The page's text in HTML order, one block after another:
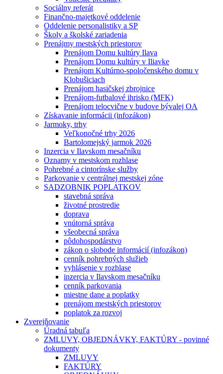
Sociálny referát
Finančno-majetkové oddelenie
Oddelenie personalistiky a SP
Školy a školské zariadenia
Prenájmy mestských priestorov
Prenájom Domu kultúry Ilava
Prenájom Domu kultúry v Iliavke
Prenájom Kultúrno-spoločenského domu v
Klobušiciach
Prenájom hasičskej zbrojnice
Prenájom-futbalové ihrisko (MFK)
Prenájom telocvične v budove bývalej OA
Získavanie informácii (infozákon)
Jarmoky, trhy
Veľkonočné trhy 2026
Bartolomejský jarmok 2026
Inzercia v Ilavskom mesačníku
Oznamy v mestskom rozhlase
Pohrebné a cintorínske služby
Parkovanie v centrálnej mestskej zóne
SADZOBNIK POPLATKOV
stavebná správa
životné prostredie
doprava
vnútorná správa
všeobecná správa
pôdohospodárstvo
zákon o slobode informácií (infozákon)
cenník pohrebných služieb
vyhlásenie v rozhlase
inzercia v Ilavskom mesačníku
cenník parkovania
miestne dane a poplatky
prenájom mestských priestorov
poplatok za rozvoj
Zverejňovanie
Úradná tabuľa
ZMLUVY, OBJEDNÁVKY, FAKTÚRY - povinné
dokumenty
ZMLUVY
FAKTÚRY